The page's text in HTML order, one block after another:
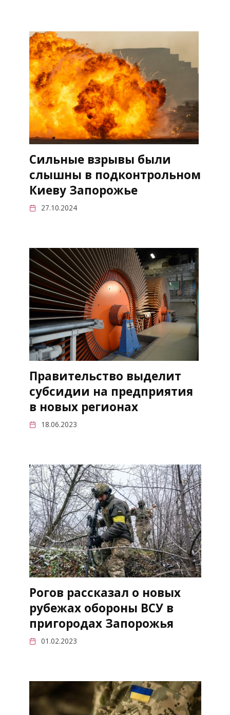
Сильные взрывы были
слышны в подконтрольном
Киеву Запорожье
27.10.2024
Правительство выделит
субсидии на предприятия
в новых регионах
18.06.2023
Рогов рассказал о новых
рубежах обороны ВСУ в
пригородах Запорожья
01.02.2023